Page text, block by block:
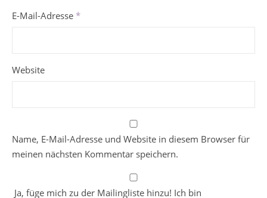
E-Mail-Adresse *
Website
Name, E-Mail-Adresse und Website in diesem Browser für
meinen nächsten Kommentar speichern.
Ja, füge mich zu der Mailingliste hinzu! Ich bin